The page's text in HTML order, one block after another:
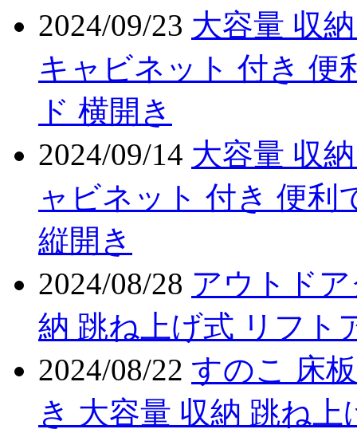
2024/09/23 大容量 収
キャビネット 付き 便
ド 横開き
2024/09/14 大容量 収
ャビネット 付き 便利
縦開き
2024/08/28 アウトド
納 跳ね上げ式 リフト
2024/08/22 すのこ 床
き 大容量 収納 跳ね